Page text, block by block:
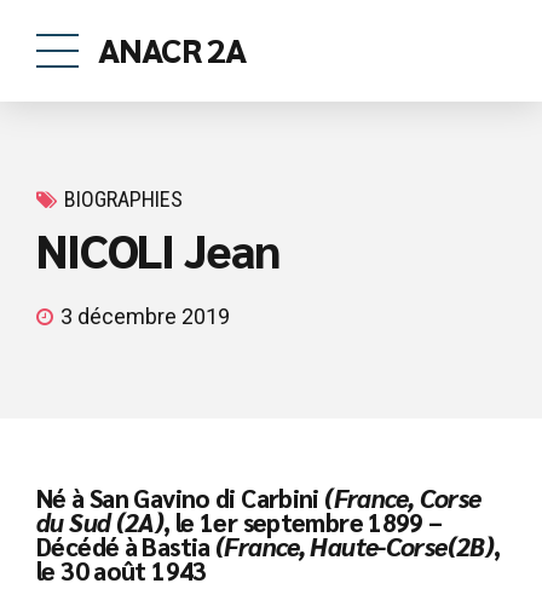
ANACR 2A
BIOGRAPHIES
NICOLI Jean
3 décembre 2019
Né à San Gavino di Carbini (France, Corse
du Sud (2A), le 1er septembre 1899 –
Décédé à Bastia (France, Haute-Corse(2B),
le 30 août 1943